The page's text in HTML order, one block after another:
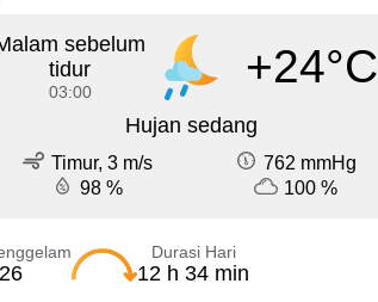
sebelum
tidur
03:00 +24°C
Hujan sedang
Timur, 3 m/s
762 mmHg
98 %
100 %
Durasi Hari
12 h 34 min